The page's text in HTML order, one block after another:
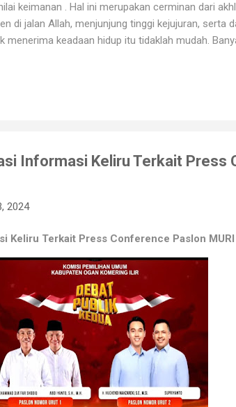
keimanan . Hal ini merupakan cerminan dari
di jalan Allah, menjunjung tinggi kejujuran, serta
menerima keadaan hidup itu tidaklah mudah.
telah dipertahankan sekian lama, dan banyak
landasan penting dalam menjalankan
Informasi Keliru Terkait Press
2024
Keliru Terkait Press Conference Paslon MURI